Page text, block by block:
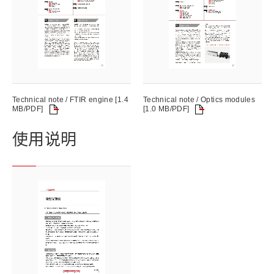
Technical note / FTIR engine [1.4
MB/PDF]
Technical note / Optics modules
[1.0 MB/PDF]
使用说明